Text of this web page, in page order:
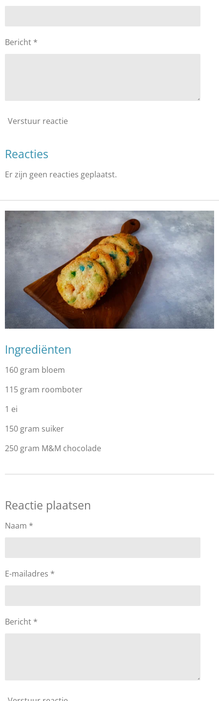
Bericht *
Verstuur reactie
Reacties
Er zijn geen reacties geplaatst.
Ingrediënten
160 gram bloem
115 gram roomboter
1 ei
150 gram suiker
250 gram M&M chocolade
Reactie plaatsen
Naam *
E-mailadres *
Bericht *